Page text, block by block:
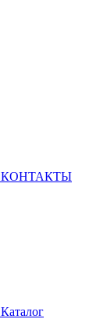
КОНТАКТЫ
Каталог